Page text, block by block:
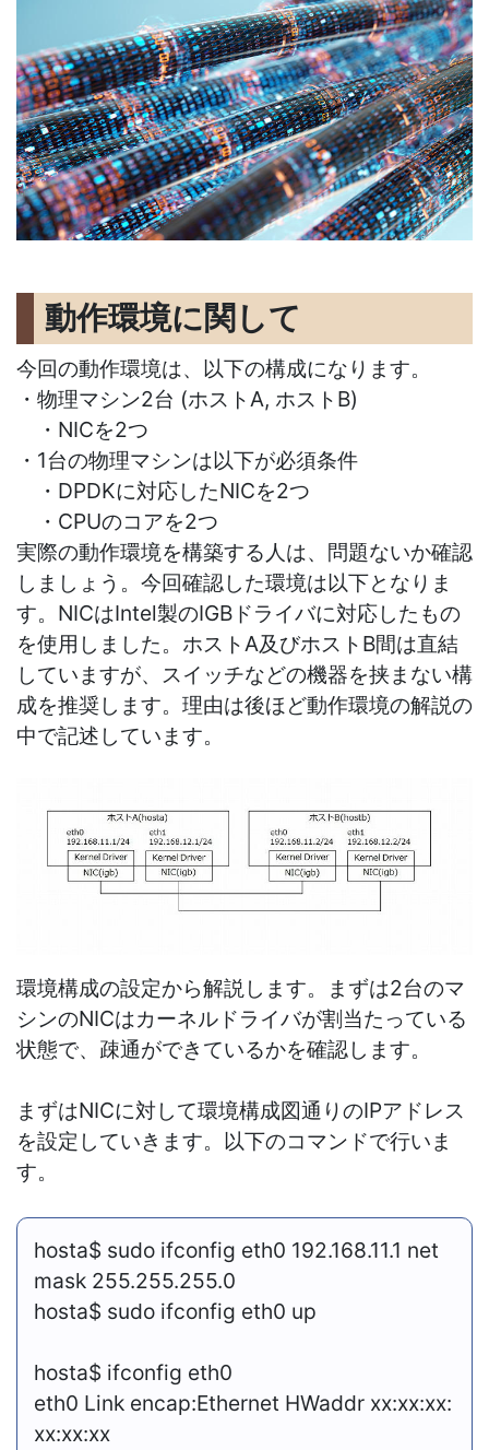
動作環境に関して
今回の動作環境は、以下の構成になります。
・物理マシン2台 (ホストA, ホストB)
・NICを2つ
・1台の物理マシンは以下が必須条件
・DPDKに対応したNICを2つ
・CPUのコアを2つ
実際の動作環境を構築する人は、問題ないか確認
しましょう。今回確認した環境は以下となりま
す。NICはIntel製のIGBドライバに対応したもの
を使用しました。ホストA及びホストB間は直結
していますが、スイッチなどの機器を挟まない構
成を推奨します。理由は後ほど動作環境の解説の
中で記述しています。
環境構成の設定から解説します。まずは2台のマ
シンのNICはカーネルドライバが割当たっている
状態で、疎通ができているかを確認します。
まずはNICに対して環境構成図通りのIPアドレス
を設定していきます。以下のコマンドで行いま
す。
hosta$ sudo ifconfig eth0 192.168.11.1 net
mask 255.255.255.0
hosta$ sudo ifconfig eth0 up
hosta$ ifconfig eth0
eth0 Link encap:Ethernet HWaddr xx:xx:xx:
xx:xx:xx